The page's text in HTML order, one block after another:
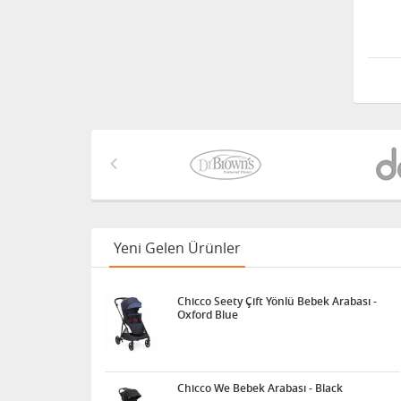
Yeni Gelen Ürünler
Chicco Seety Çift Yönlü Bebek Arabası -
Oxford Blue
Chicco We Bebek Arabası - Black